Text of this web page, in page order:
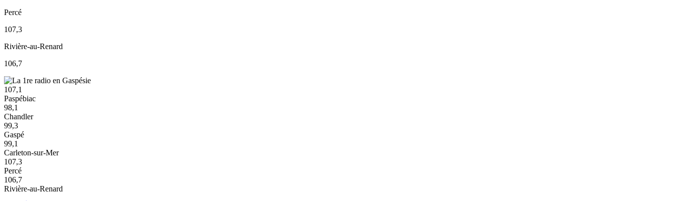
Percé
107,3
Rivière-au-Renard
106,7
107,1
Paspébiac
98,1
Chandler
99,3
Gaspé
99,1
Carleton-sur-Mer
107,3
Percé
106,7
Rivière-au-Renard